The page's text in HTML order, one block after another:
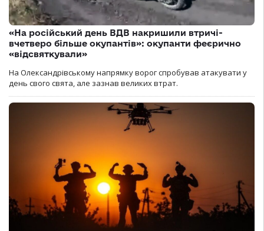
«На російський день ВДВ накришили втричі-
вчетверо більше окупантів»: окупанти феєрично
«відсвяткували»
На Олександрівському напрямку ворог спробував атакувати у
день свого свята, але зазнав великих втрат.